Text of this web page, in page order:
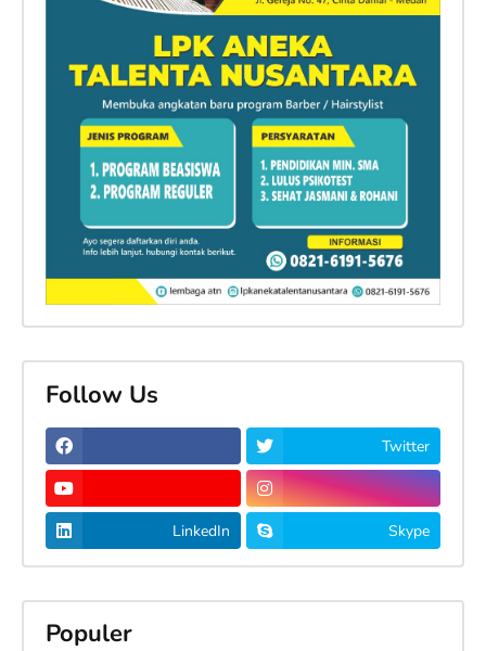
Follow Us
Twitter
LinkedIn Skype
Populer